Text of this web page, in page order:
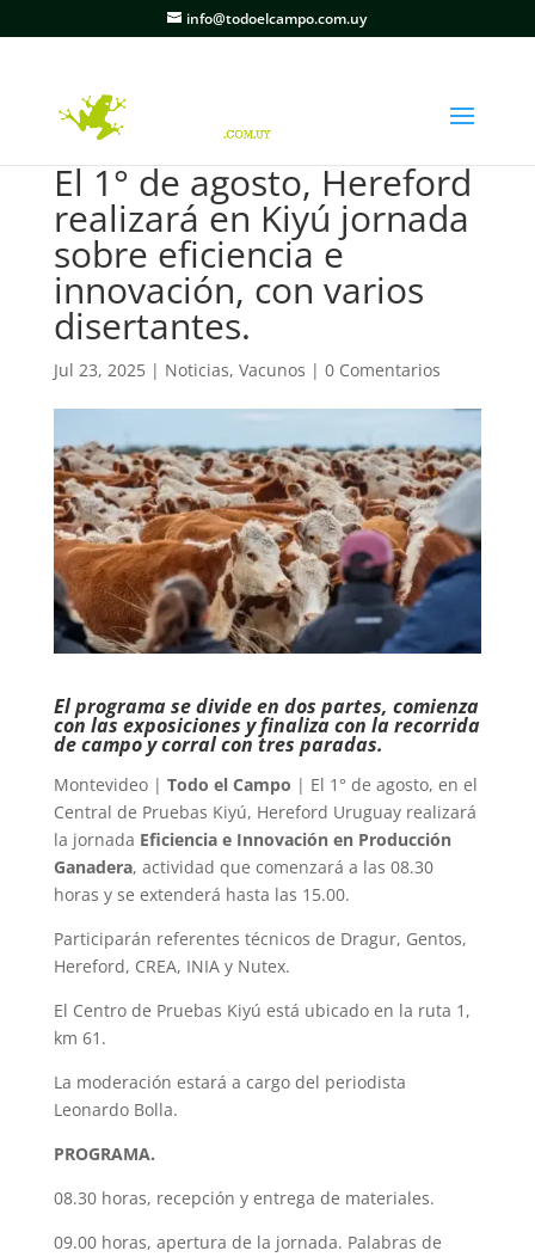
info@todoelcampo.com.uy
El 1° de agosto, Hereford
realizará en Kiyú jornada
sobre eficiencia e
innovación, con varios
disertantes.
Jul 23, 2025| Noticias, Vacunos | 0 Comentarios
El programa se divide en dos partes, comienza
con las exposiciones y finaliza con la recorrida
de campo y corral con tres paradas.
Montevideo | Todo el Campo | El 1° de agosto, en el
Central de Pruebas Kiyú, Hereford Uruguay realizará
la jornada Eficiencia e Innovación en Producción
Ganadera, actividad que comenzará a las 08.30
horas y se extenderá hasta las 15.00.
Participarán referentes técnicos de Dragur, Gentos,
Hereford, CREA, INIA y Nutex.
El Centro de Pruebas Kiyú está ubicado en la ruta 1,
km 61.
La moderación estará a cargo del periodista
Leonardo Bolla.
PROGRAMA.
08.30 horas, recepción y entrega de materiales.
09.00 horas, apertura de la jornada. Palabras de